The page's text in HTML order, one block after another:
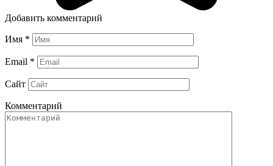
Добавить комментарий
Имя *
Email *
Сайт
Комментарий